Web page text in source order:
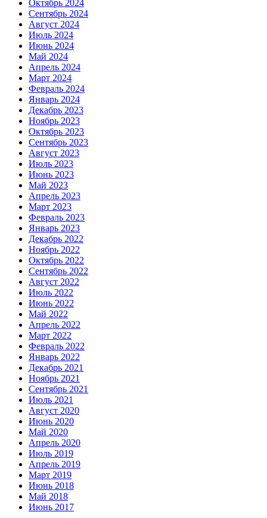
Октябрь 2024
Сентябрь 2024
Август 2024
Июль 2024
Июнь 2024
Май 2024
Апрель 2024
Март 2024
Февраль 2024
Январь 2024
Декабрь 2023
Ноябрь 2023
Октябрь 2023
Сентябрь 2023
Август 2023
Июль 2023
Июнь 2023
Май 2023
Апрель 2023
Март 2023
Февраль 2023
Январь 2023
Декабрь 2022
Ноябрь 2022
Октябрь 2022
Сентябрь 2022
Август 2022
Июль 2022
Июнь 2022
Май 2022
Апрель 2022
Март 2022
Февраль 2022
Январь 2022
Декабрь 2021
Ноябрь 2021
Сентябрь 2021
Июль 2021
Август 2020
Июнь 2020
Май 2020
Апрель 2020
Июль 2019
Апрель 2019
Март 2019
Июнь 2018
Май 2018
Июнь 2017